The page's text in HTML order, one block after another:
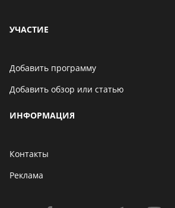
УЧАСТИЕ
Добавить программу
Добавить обзор или статью
ИНФОРМАЦИЯ
Контакты
Реклама